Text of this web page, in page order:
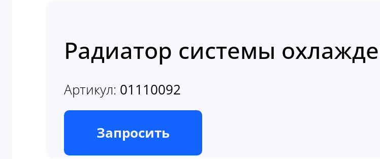
Радиатор системы
Артикул: 01110092
В наличии
Запросить